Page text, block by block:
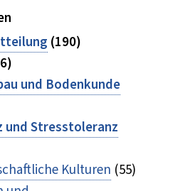
(190)
und Bodenkunde
und Stresstoleranz
Kulturen (55)